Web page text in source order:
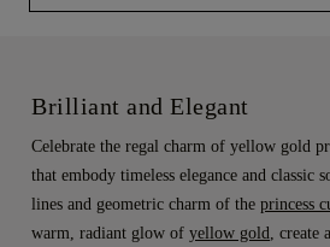
Brilliant and Elegant
Celebrate the regal charm of yellow gold
that embody timeless elegance and classic
lines and geometric charm of the princess
warm, radiant glow of yellow gold ,